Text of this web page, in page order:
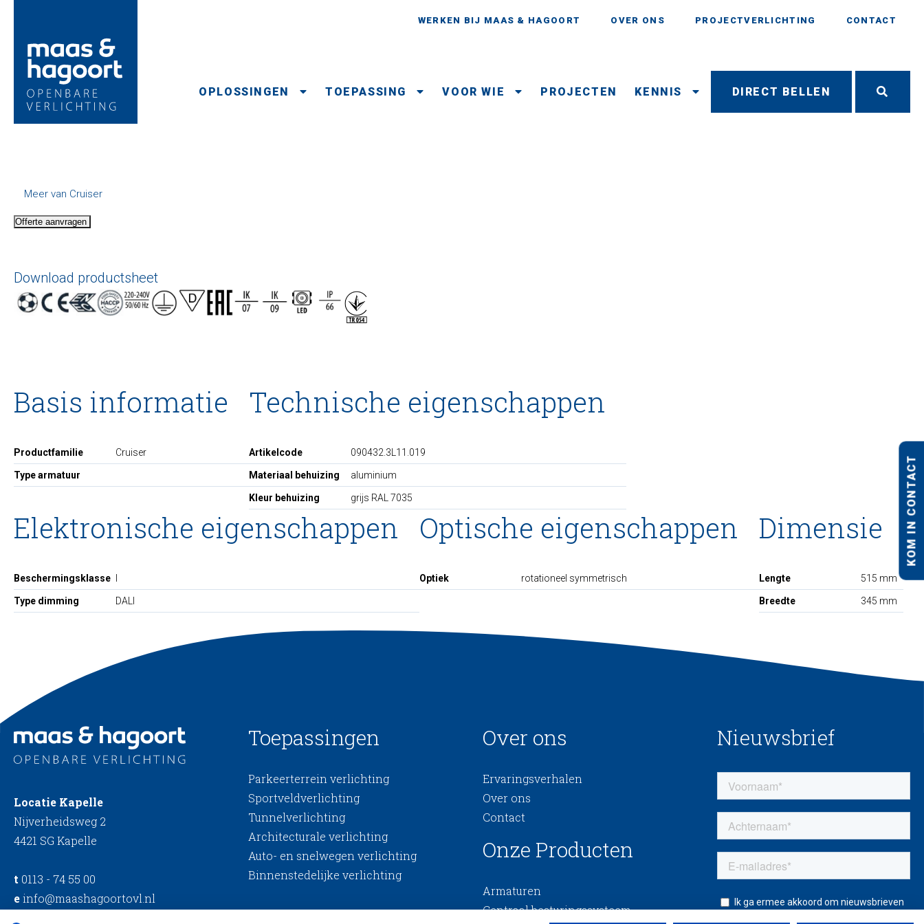
KOM IN CONTACT
WERKEN BIJ MAAS & HAGOORT OVER ONS PROJECTVERLICHTING CONTACT
OPLOSSINGEN TOEPASSING VOOR WIE PROJECTEN KENNIS DIRECT BELLEN
Meer van Cruiser
Offerte aanvragen
Download productsheet
Basis informatie
Productfamilie Cruiser
Type armatuur
Technische eigenschappen
Artikelcode 090432.3L11.019
Materiaal behuizing aluminium
Kleur behuizing grijs RAL 7035
Elektronische eigenschappen
Beschermingsklasse
Type dimming DALI
Optische eigenschappen
Optiek rotationeel symmetrisch
Dimensie
Lengte 515 mm
Breedte 345 mm
Locatie Kapelle
Nijverheidsweg 2
4421 SG Kapelle
t 0113 - 74 55 00
einfo@maashagoortovl.nl
Toepassingen
Parkeerterrein verlichting
Sportveldverlichting
Tunnelverlichting
Architecturale verlichting
Auto- en snelwegen verlichting
Binnenstedelijke verlichting
Over ons
Ervaringsverhalen
Over ons
Contact
Onze Producten
Armaturen
Centraal besturingssysteem
Nieuwsbrief